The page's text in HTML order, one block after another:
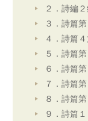
２．詩編
３．詩篇
４．詩篇
５．詩篇
６．詩篇
７．詩篇
８．詩篇
９．詩篇